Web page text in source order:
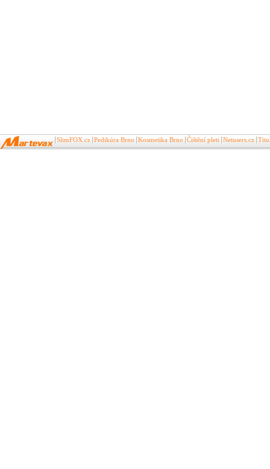
SlimFOX.cz Pedikúra Brno Kosmetika Brno Čištění pleti Netusers.cz